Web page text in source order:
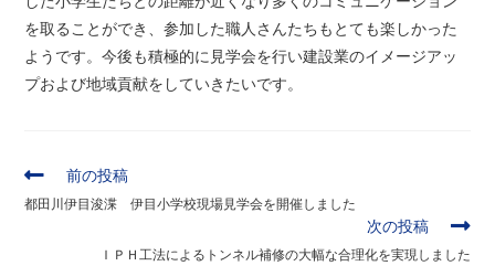
を取ることができ、参加した職人さんたちもとても楽しかった
ようです。今後も積極的に見学会を行い建設業のイメージアッ
プおよび地域貢献をしていきたいです。
そ
の
他
前の投稿
都田川伊目浚渫 伊目小学校現場見学会を開催しました
次の投稿
ＩＰＨ工法によるトンネル補修の大幅な合理化を実現しました